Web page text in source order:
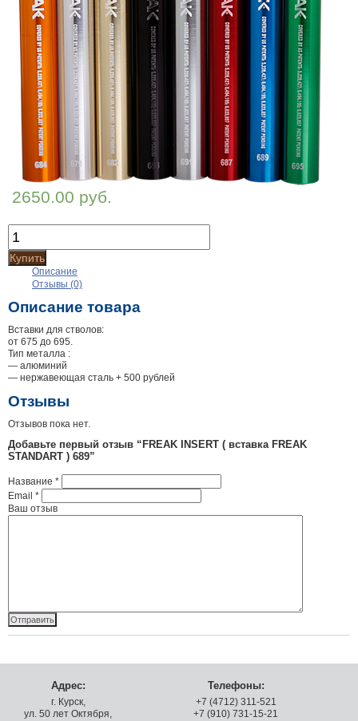
2650.00 руб.
Купить
Описание
Отзывы (0)
Описание товара
Вставки для стволов:
от 675 до 695.
Тип металла :
— алюминий
— нержавеющая сталь + 500 рублей
Отзывы
Отзывов пока нет.
Добавьте первый отзыв “FREAK INSERT ( вставка FREAK
STANDART ) 689”
Название *
Email *
Ваш отзыв
Адрес:
г. Курск,
ул. 50 лет Октября,
Телефоны:
+7 (4712) 311-521
+7 (910) 731-15-21